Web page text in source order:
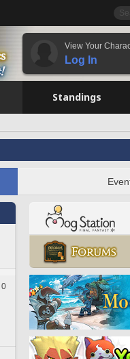
View Your
Log In
Standings
0